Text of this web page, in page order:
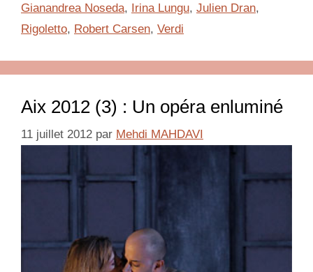
Gianandrea Noseda, Irina Lungu, Julien Dran,
Rigoletto, Robert Carsen, Verdi
Aix 2012 (3) : Un opéra enluminé
11 juillet 2012 par Mehdi MAHDAVI